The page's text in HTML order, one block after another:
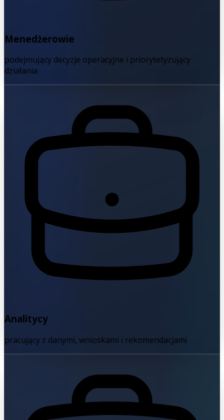
Menedżerowie
podejmujący decyzje operacyjne i priorytetyzujący
działania
Analitycy
pracujący z danymi, wnioskami i rekomendacjami